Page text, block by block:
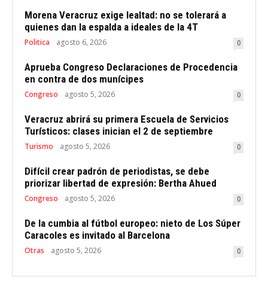
Morena Veracruz exige lealtad: no se tolerará a
quienes dan la espalda a ideales de la 4T
Politica agosto 6, 2026 0
Aprueba Congreso Declaraciones de Procedencia
en contra de dos munícipes
Congreso agosto 5, 2026 0
Veracruz abrirá su primera Escuela de Servicios
Turísticos: clases inician el 2 de septiembre
Turismo agosto 5, 2026 0
Difícil crear padrón de periodistas, se debe
priorizar libertad de expresión: Bertha Ahued
Congreso agosto 5, 2026 0
De la cumbia al fútbol europeo: nieto de Los Súper
Caracoles es invitado al Barcelona
Otras agosto 5, 2026 0